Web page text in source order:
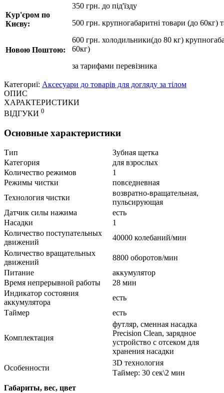
Кур'єром по
Києву:
Новою Поштою:
350 грн. до під'їзду
500 грн. крупногабаритні товари (до 60кг)
600 грн. холодильники(до 80 кг)
60кг)
за тарифами перевізника
Категориї: Аксесуари до товарів для догляду за тілом
ОПИС
ХАРАКТЕРИСТИКИ
ВІДГУКИ 0
Основные характеристики
Тип
Зубная щетка
Категория
для взрослых
Количество режимов
1
Режимы чистки
повседневная
Технология чистки
возвратно-вращательная,
пульсирующая
Датчик силы нажима
есть
Насадки
1
Количество поступательных
движений
40000 колебаний/мин
Количество вращательных
движений
8800 оборотов/мин
Питание
аккумулятор
Время непрерывной работы
28 мин
Индикатор состояния
аккумулятора
есть
Таймер
есть
Комплектация
футляр, сменная насадка
Precision Clean, зарядное
устройство с отсеком для
хранения насадки
Особенности
3D технология
Таймер: 30 сек\2 мин
Габариты, вес, цвет